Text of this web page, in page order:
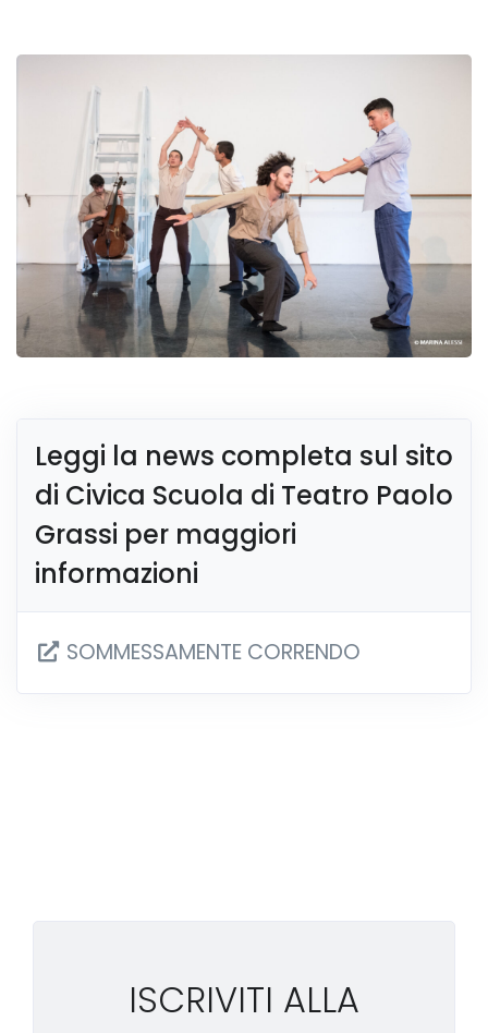
Leggi la news completa sul sito
di Civica Scuola di Teatro Paolo
Grassi per maggiori
informazioni
SOMMESSAMENTE CORRENDO
ISCRIVITI ALLA